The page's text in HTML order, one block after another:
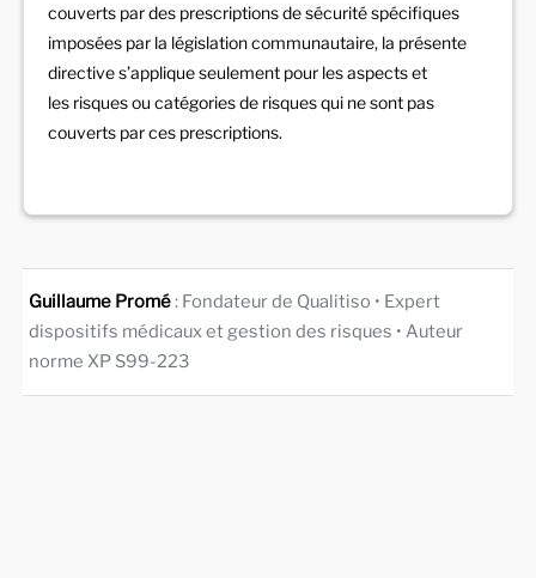
couverts par des prescriptions de sécurité spécifiques
imposées par la législation communautaire, la présente
directive s’applique seulement pour les aspects et
les risques ou catégories de risques qui ne sont pas
couverts par ces prescriptions.
Guillaume Promé: Fondateur de Qualitiso • Expert
dispositifs médicaux et gestion des risques • Auteur
norme XP S99-223